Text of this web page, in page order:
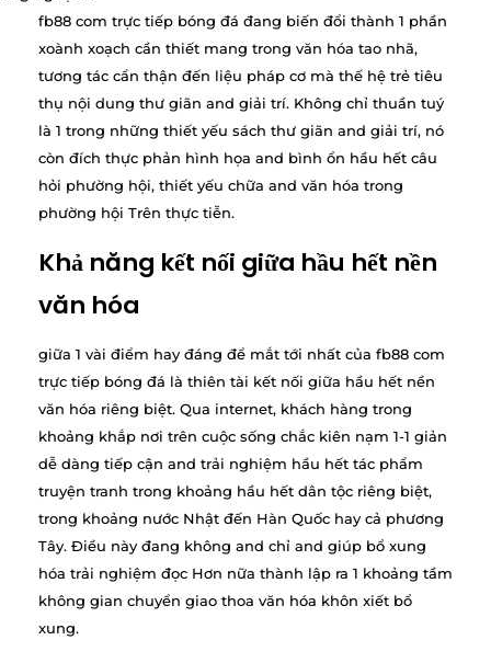
fb88 com trực tiếp bóng đá đang biến đổi thành 1 phần
xoành xoạch cần thiết mang trong văn hóa tao nhã,
tương tác cẩn thận đến liệu pháp cơ mà thế hệ trẻ tiêu
thụ nội dung thư giãn and giải trí. Không chỉ thuần tuý
là 1 trong những thiết yếu sách thư giãn and giải trí, nó
còn đích thực phản hình họa and bình ổn hầu hết câu
hỏi phường hội, thiết yếu chữa and văn hóa trong
phường hội Trên thực tiễn.
Khả năng kết nối giữa hầu hết nền
văn hóa
giữa 1 vài điểm hay đáng để mắt tới nhất của fb88 com
trực tiếp bóng đá là thiên tài kết nối giữa hầu hết nền
văn hóa riêng biệt. Qua internet, khách hàng trong
khoảng khắp nơi trên cuộc sống chắc kiên nạm 1-1 giản
dễ dàng tiếp cận and trải nghiệm hầu hết tác phẩm
truyện tranh trong khoảng hầu hết dân tộc riêng biệt,
trong khoảng nước Nhật đến Hàn Quốc hay cả phương
Tây. Điều này đang không and chỉ and giúp bổ xung
hóa trải nghiệm đọc Hơn nữa thành lập ra 1 khoảng tầm
không gian chuyển giao thoa văn hóa khôn xiết bổ
xung.